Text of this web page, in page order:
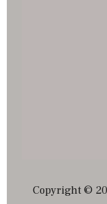
Copyright ©